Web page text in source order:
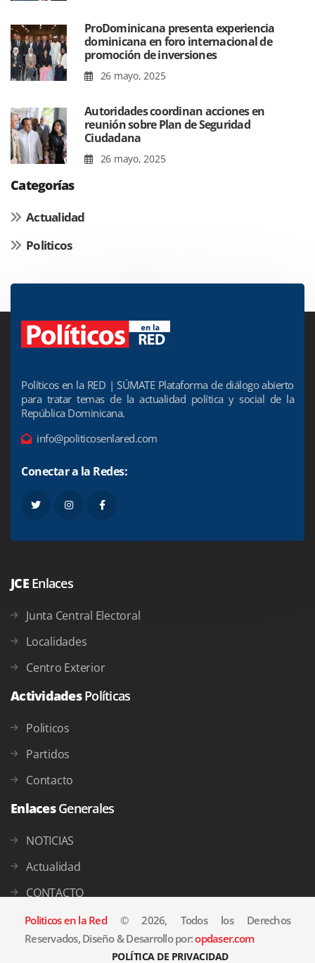
ProDominicana presenta experiencia
dominicana en foro internacional de
promoción de inversiones
26 mayo, 2025
Autoridades coordinan acciones en
reunión sobre Plan de Seguridad
Ciudadana
26 mayo, 2025
Categorías
Actualidad
Politicos
Políticos en la RED | SÚMATE Plataforma de diálogo abierto
para tratar temas de la actualidad política y social de la
República Dominicana.
info@politicosenlared.com
Conectar a la Redes:
JCE Enlaces
Junta Central Electoral
Localidades
Centro Exterior
ActividadesPolíticas
Politicos
Partidos
Contacto
EnlacesGenerales
NOTICIAS
Actualidad
CONTACTO
Politicos en la Red© 2026, Todos los Derechos
Reservados, Diseño & Desarrollo por:opdaser.com
POLÍTICA DE PRIVACIDAD